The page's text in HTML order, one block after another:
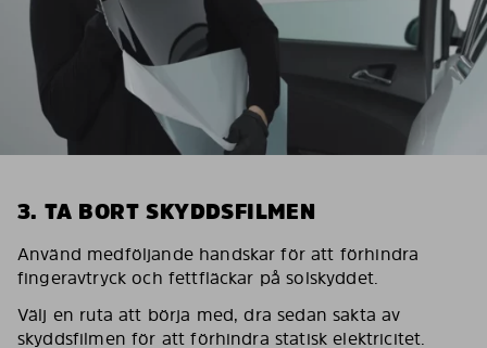
3. TA BORT SKYDDSFILMEN
Använd medföljande handskar för att förhindra
fingeravtryck och fettfläckar på solskyddet.
Välj en ruta att börja med, dra sedan sakta av
skyddsfilmen för att förhindra statisk elektricitet.